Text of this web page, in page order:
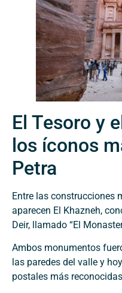
El Tesoro y
los íconos
Petra
Entre las construcciones
aparecen El Khazneh,
Deir, llamado “El
Ambos monumentos
las paredes del valle y
postales más